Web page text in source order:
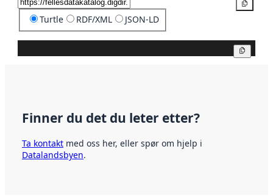
Turtle RDF/XML JSON-LD
Finner du det du leter etter?
Ta kontakt med oss her, eller spør om hjelp i
Datalandsbyen.